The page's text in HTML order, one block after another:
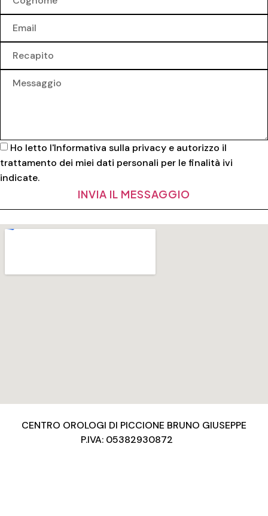
Ho letto l'Informativa sulla privacy e autorizzo il
trattamento dei miei dati personali per le finalità ivi
indicate.
INVIA IL MESSAGGIO
CENTRO OROLOGI DI PICCIONE BRUNO GIUSEPPE
P.IVA: 05382930872